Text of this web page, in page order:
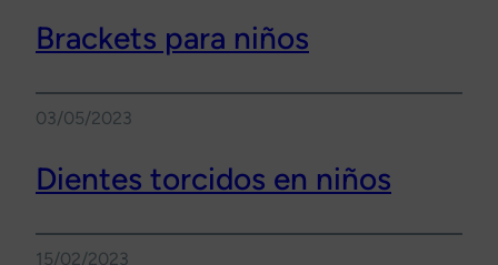
Brackets para niños
03/05/2023
Dientes torcidos en niños
15/02/2023